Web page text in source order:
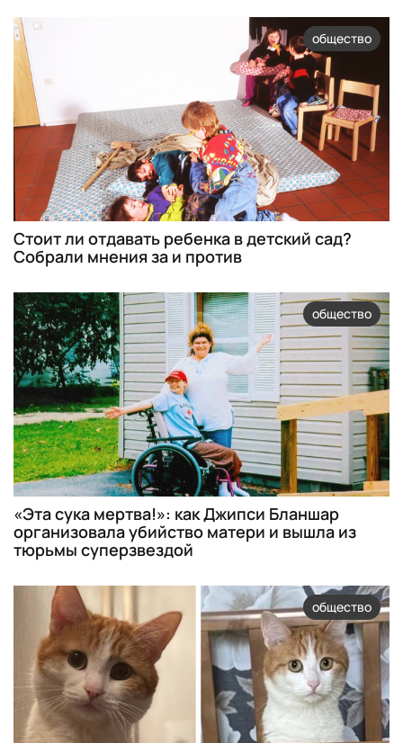
общество
Стоит ли отдавать ребенка в детский сад?
Собрали мнения за и против
общество
«Эта сука мертва!»: как Джипси Бланшар
организовала убийство матери и вышла из
тюрьмы суперзвездой
общество